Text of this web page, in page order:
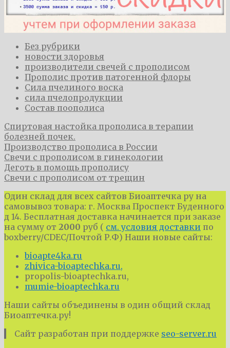
Без рубрики
новости здоровья
производители свечей с прополисом
Прополис против патогенной флоры
Сила пчелиного воска
сила пчелопродукции
Состав поополиса
​Спиртовая настойка прополиса в терапии
болезней почек.
Производство прополиса в России
Свечи с прополисом в гинекологии
Деготь в помощь прополису
​Свечи с прополисом от трещин
Один склад для всех сайтов Биоаптечка ру на
самовывоз товара: г. Москва Проспект Буденного
д 14. Бесплатная доставка начинается при заказе
на сумму от 2000 руб ( см. условия доставки по
boxberry/CDEC/Почтой Р.Ф) Наши новые сайты:
bioapte4ka.ru
zhivica-bioaptechka.ru,
propolis-bioaptechka.ru,
mumie-bioaptechka.ru
Наши сайты объединены в один общий склад
Биоаптечка.ру!
Сайт разработан при поддержке seo-server.ru